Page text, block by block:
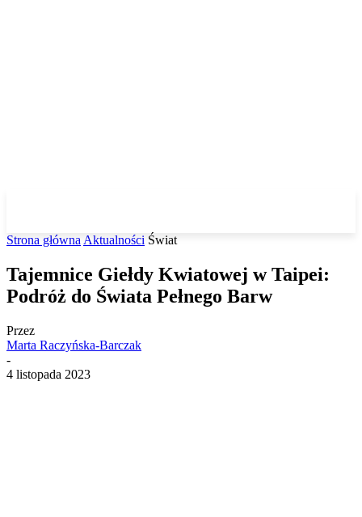
Strona główna Aktualności Świat
Tajemnice Giełdy Kwiatowej w Taipei:
Podróż do Świata Pełnego Barw
Przez
Marta Raczyńska-Barczak
-
4 listopada 2023